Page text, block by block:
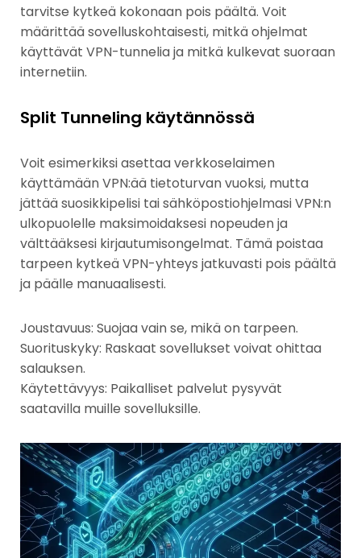
tarvitse kytkeä kokonaan pois päältä. Voit
määrittää sovelluskohtaisesti, mitkä ohjelmat
käyttävät VPN-tunnelia ja mitkä kulkevat suoraan
internetiin.
Split Tunneling käytännössä
Voit esimerkiksi asettaa verkkoselaimen
käyttämään VPN:ää tietoturvan vuoksi, mutta
jättää suosikkipelisi tai sähköpostiohjelmasi VPN:n
ulkopuolelle maksimoidaksesi nopeuden ja
välttääksesi kirjautumisongelmat. Tämä poistaa
tarpeen kytkeä VPN-yhteys jatkuvasti pois päältä
ja päälle manuaalisesti.
Joustavuus: Suojaa vain se, mikä on tarpeen.
Suorituskyky: Raskaat sovellukset voivat ohittaa
salauksen.
Käytettävyys: Paikalliset palvelut pysyvät
saatavilla muille sovelluksille.